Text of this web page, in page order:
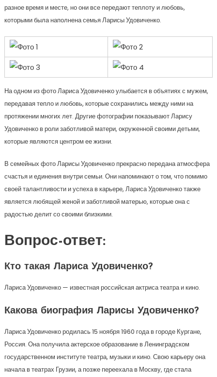
разное время и месте, но они все передают теплоту и любовь,
которыми была наполнена семья Ларисы Удовиченко.
На одном из фото Лариса Удовиченко улыбается в объятиях с мужем,
передавая тепло и любовь, которые сохранились между ними на
протяжении многих лет. Другие фотографии показывают Ларису
Удовиченко в роли заботливой матери, окруженной своими детьми,
которые являются центром ее жизни.
В семейных фото Ларисы Удовиченко прекрасно передана атмосфера
счастья и единения внутри семьи. Они напоминают о том, что помимо
своей талантливости и успеха в карьере, Лариса Удовиченко также
является любящей женой и заботливой матерью, которые она с
радостью делит со своими близкими.
Вопрос-ответ:
Кто такая Лариса Удовиченко?
Лариса Удовиченко — известная российская актриса театра и кино.
Какова биография Ларисы Удовиченко?
Лариса Удовиченко родилась 15 ноября 1960 года в городе Кургане,
Россия. Она получила актерское образование в Ленинградском
государственном институте театра, музыки и кино. Свою карьеру она
начала в театрах Грузии, а позже переехала в Москву, где стала